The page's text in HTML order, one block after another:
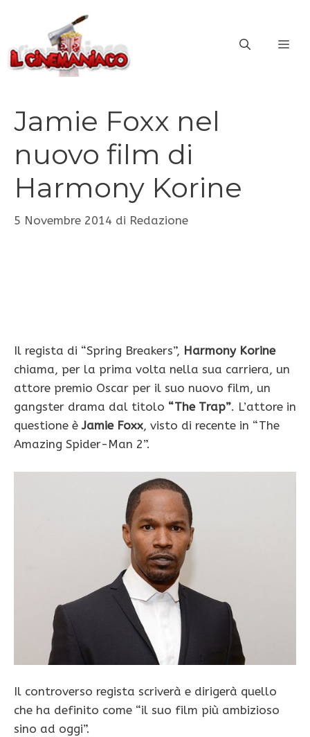
contenuto
Jamie Foxx nel
nuovo film di
Harmony Korine
5 Novembre 2014 di Redazione
Il regista di “Spring Breakers”, Harmony Korine
chiama, per la prima volta nella sua carriera, un
attore premio Oscar per il suo nuovo film, un
gangster drama dal titolo “The Trap”. L’attore in
questione èJamie Foxx, visto di recente in “The
Amazing Spider-Man 2”.
Il controverso regista scriverà e dirigerà quello
che ha definito come “il suo film più ambizioso
sino ad oggi”.